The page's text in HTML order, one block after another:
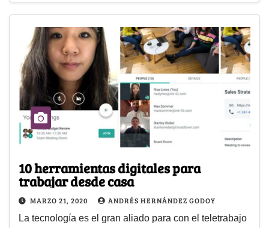
10 herramientas digitales para
trabajar desde casa
MARZO 21, 2020 ANDRÉS HERNÁNDEZ GODOY
La tecnología es el gran aliado para con el teletrabajo